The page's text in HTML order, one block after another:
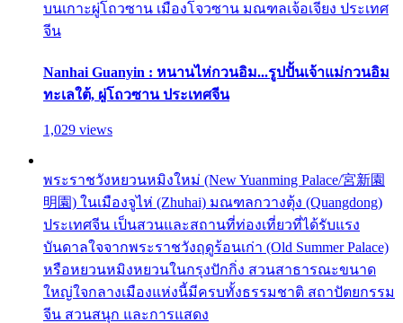
บนเกาะผู่โถวซาน เมืองโจวซาน มณฑลเจ้อเจียง ประเทศ
จีน
Nanhai Guanyin : หนานไห่กวนอิม...รูปปั้นเจ้าแม่กวนอิม
ทะเลใต้, ผู่โถวซาน ประเทศจีน
1,029 views
พระราชวังหยวนหมิงใหม่ (New Yuanming Palace/宮新園
明園) ในเมืองจูไห่ (Zhuhai) มณฑลกวางตุ้ง (Quangdong)
ประเทศจีน เป็นสวนและสถานที่ท่องเที่ยวที่ได้รับแรง
บันดาลใจจากพระราชวังฤดูร้อนเก่า (Old Summer Palace)
หรือหยวนหมิงหยวนในกรุงปักกิ่ง สวนสาธารณะขนาด
ใหญ่ใจกลางเมืองแห่งนี้มีครบทั้งธรรมชาติ สถาปัตยกรรม
จีน สวนสนุก และการแสดง